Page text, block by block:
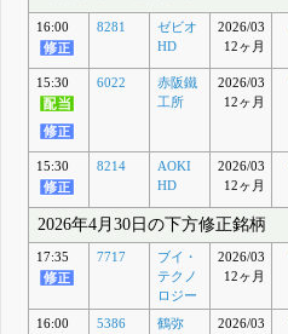
16:00 8281
ゼビオ
HD
2026/03
12ヶ月
15:30 6022
赤阪鐵
工所
2026/03
12ヶ月
15:30 8214
AOKI
HD
2026/03
12ヶ月
2026年4月30日の下方修正銘柄
17:35 7717
ブイ・
テクノ
ロジー
2026/03
12ヶ月
16:00 5386 鶴弥
2026/03